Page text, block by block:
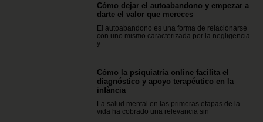
Cómo dejar el autoabandono y empezar a
darte el valor que mereces
El autoabandono es una forma de relacionarse
con uno mismo caracterizada por la negligencia
y
Cómo la psiquiatría online facilita el
diagnóstico y apoyo terapéutico en la
infància
La salud mental en las primeras etapas de la
vida ha cobrado una relevancia sin